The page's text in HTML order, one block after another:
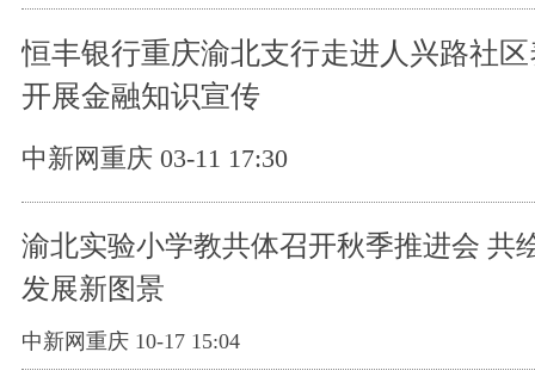
恒丰银行重庆渝北支行走进人兴路社
开展金融知识宣传
中新网重庆 03-11 17:30
渝北实验小学教共体召开秋季推进会 共
发展新图景
中新网重庆 10-17 15:04